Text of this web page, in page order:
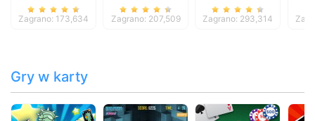
Zagrano: 173,634 Zagrano: 207,509 Zagrano: 293,314
Gry w karty